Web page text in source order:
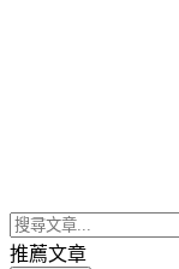
推薦文章